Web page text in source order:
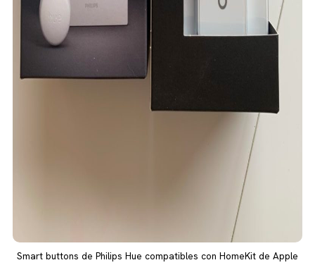
Smart buttons de Philips Hue compatibles con HomeKit de Apple